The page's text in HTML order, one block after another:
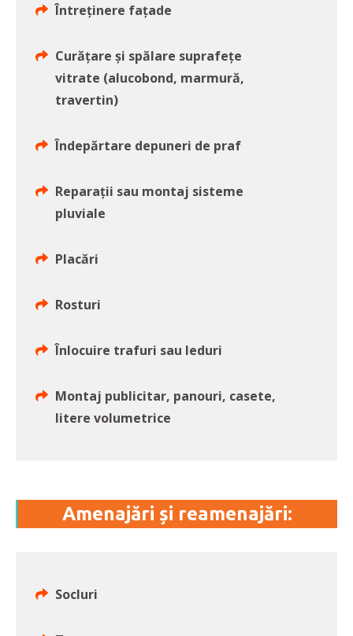
Întreținere fațade
Curățare și spălare suprafețe
vitrate (alucobond, marmură,
travertin)
Îndepărtare depuneri de praf
Reparații sau montaj sisteme
pluviale
Placări
Rosturi
Înlocuire trafuri sau leduri
Montaj publicitar, panouri, casete,
litere volumetrice
Amenajări și reamenajări:
Socluri